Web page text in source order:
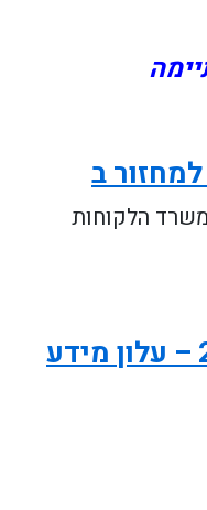
ב
הלקוחות
מחנה ספורט קיץ 2021 – עלון מידע